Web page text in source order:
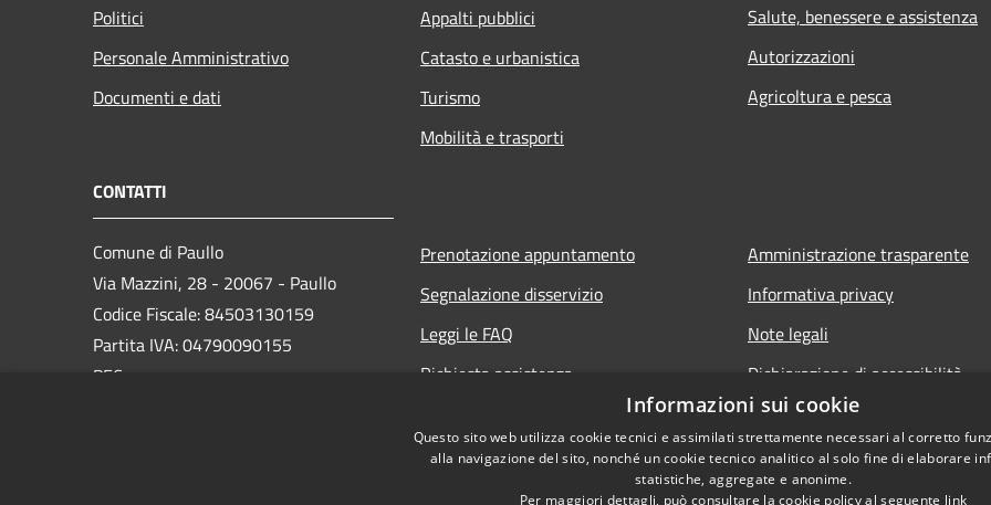
Politici
Personale Amministrativo
Documenti e dati
Appalti pubblici
Catasto e urbanistica
Turismo
Mobilità e trasporti
Salute, benessere e assistenza
Autorizzazioni
Agricoltura e pesca
CONTATTI
Comune di Paullo
Via Mazzini, 28 - 20067 - Paullo
Codice Fiscale: 84503130159
Partita IVA: 04790090155
PEC:
Prenotazione appuntamento
Segnalazione disservizio
Leggi le FAQ
Richiesta assistenza
Accesso riservato Consiglieri
Amministrazione trasparente
Informativa privacy
Note legali
Dichiarazione di accessibilità
Elenco link utili
Informazioni sui cookie
Questo sito web utilizza cookie tecnici e assimilati strettamente necessari al corretto
alla navigazione del sito, nonché un cookie tecnico analitico al solo fine di elaborare
statistiche, aggregate e anonime.
Per maggiori dettagli, può consultare la cookie policy al seguente link